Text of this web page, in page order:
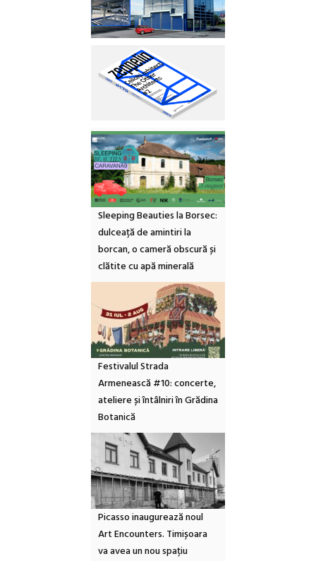
Sleeping Beauties la Borsec:
dulceață de amintiri la
borcan, o cameră obscură și
clătite cu apă minerală
Festivalul Strada
Armenească #10: concerte,
ateliere și întâlniri în Grădina
Botanică
Picasso inaugurează noul
Art Encounters. Timișoara
va avea un nou spațiu